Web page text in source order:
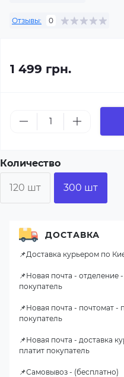
Отзывы: 0
1 499 грн.
Количество
120 шт 300 шт
ДОСТАВКА
📌Доставка курьером по
📌Новая почта - отделение
покупатель
📌Новая почта - почтомат -
покупатель
📌Новая почта - доставка
платит покупатель
📌Самовывоз - (бесплатно)